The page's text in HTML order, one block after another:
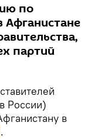
по
Афганистане
партий
России)
в
.